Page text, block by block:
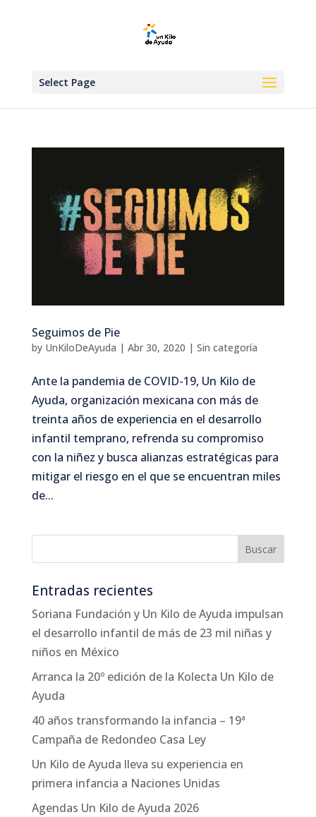
Select Page
Seguimos de Pie
by UnKiloDeAyuda | Abr 30, 2020 | Sin categoría
Ante la pandemia de COVID-19, Un Kilo de
Ayuda, organización mexicana con más de
treinta años de experiencia en el desarrollo
infantil temprano, refrenda su compromiso
con la niñez y busca alianzas estratégicas para
mitigar el riesgo en el que se encuentran miles
de...
Entradas recientes
Soriana Fundación y Un Kilo de Ayuda impulsan
el desarrollo infantil de más de 23 mil niñas y
niños en México
Arranca la 20º edición de la Kolecta Un Kilo de
Ayuda
40 años transformando la infancia – 19ª
Campaña de Redondeo Casa Ley
Un Kilo de Ayuda lleva su experiencia en
primera infancia a Naciones Unidas
Agendas Un Kilo de Ayuda 2026